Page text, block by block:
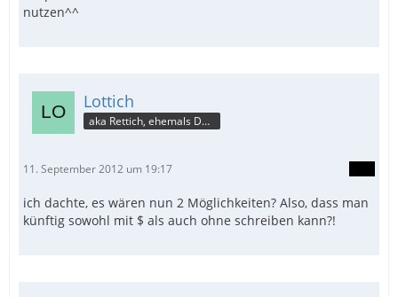
nutzen^^
Lottich
aka Rettich, ehemals DAU
11. September 2012 um 19:17
ich dachte, es wären nun 2 Möglichkeiten? Also, dass man
künftig sowohl mit $ als auch ohne schreiben kann?!